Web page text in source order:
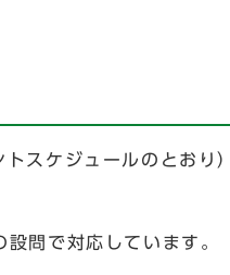
スケジュールのとおり）
問で対応しています。